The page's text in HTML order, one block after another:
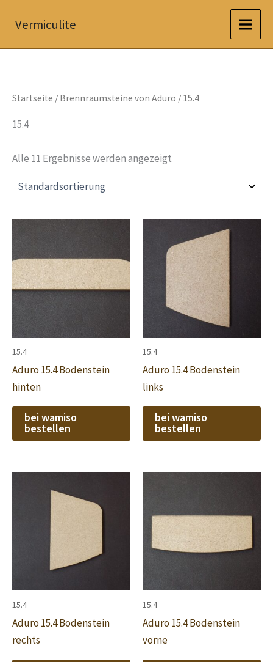
InhaltVermiculite
Startseite / Brennraumsteine von Aduro / 15.4
15.4
Alle 11 Ergebnisse werden angezeigt
15.4
Aduro 15.4 Bodenstein
hinten
bei wamiso
bestellen
15.4
Aduro 15.4 Bodenstein
links
bei wamiso
bestellen
15.4
Aduro 15.4 Bodenstein
rechts
15.4
Aduro 15.4 Bodenstein
vorne